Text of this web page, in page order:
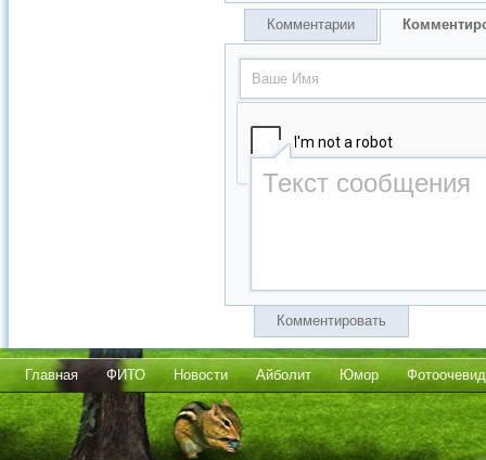
Комментарии
Комментировать
Главная ФИТО Новости Айболит Юмор